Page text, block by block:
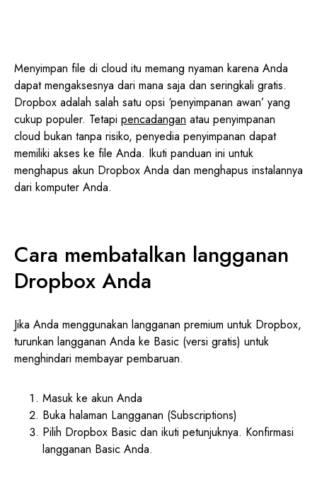
Menyimpan file di cloud itu memang nyaman karena Anda
dapat mengaksesnya dari mana saja dan seringkali gratis.
Dropbox adalah salah satu opsi ‘penyimpanan awan’ yang
cukup populer. Tetapi pencadangan atau penyimpanan
cloud bukan tanpa risiko, penyedia penyimpanan dapat
memiliki akses ke file Anda. Ikuti panduan ini untuk
menghapus akun Dropbox Anda dan menghapus instalannya
dari komputer Anda.
Cara membatalkan langganan
Dropbox Anda
Jika Anda menggunakan langganan premium untuk Dropbox,
turunkan langganan Anda ke Basic (versi gratis) untuk
menghindari membayar pembaruan.
Masuk ke akun Anda
Buka halaman Langganan (Subscriptions)
Pilih Dropbox Basic dan ikuti petunjuknya. Konfirmasi
langganan Basic Anda.